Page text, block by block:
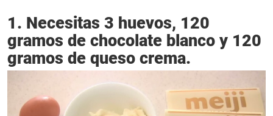
1. Necesitas 3 huevos, 120
gramos de chocolate blanco y 120
gramos de queso crema.